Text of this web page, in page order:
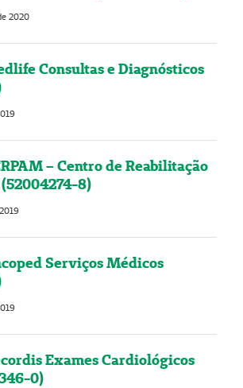
2020
Consultas e Diagnósticos
– Centro de Reabilitação
8)
Serviços Médicos
Exames Cardiológicos
0)